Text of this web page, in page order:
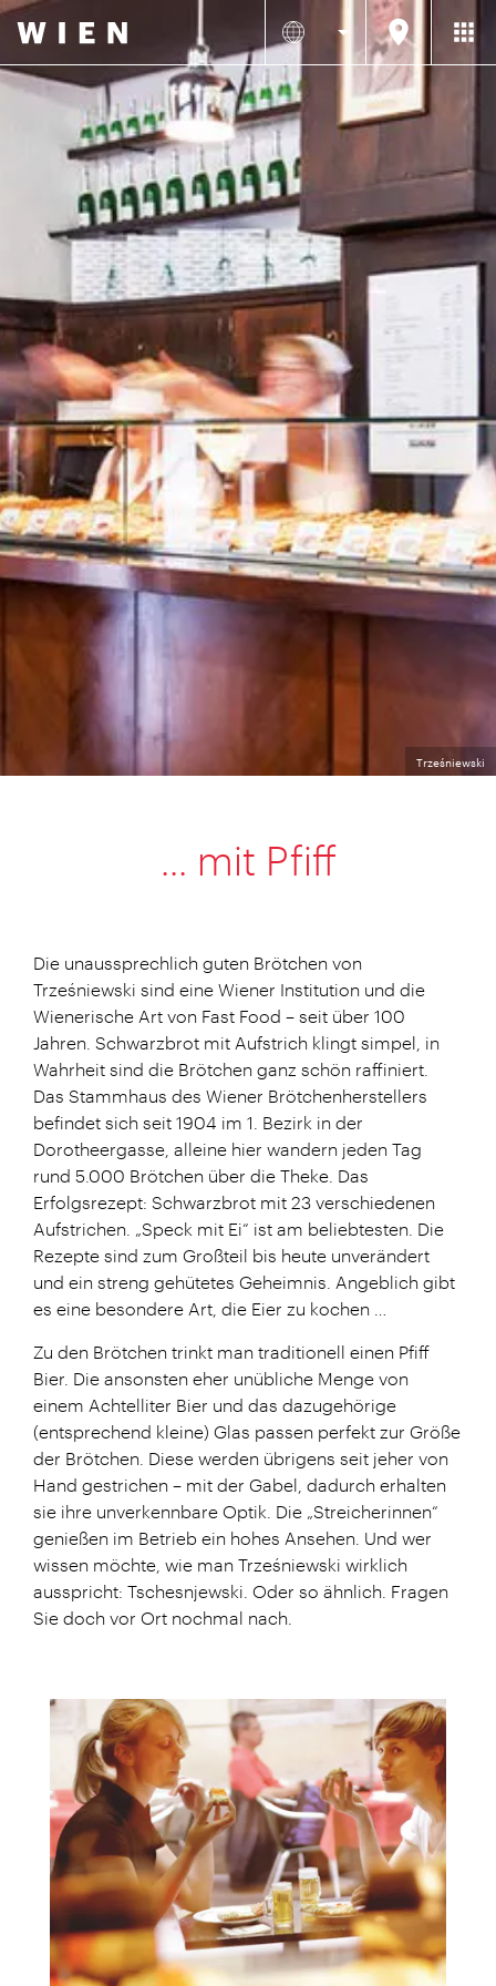
Trześniewski
... mit Pfiff
Die unaussprechlich guten Brötchen von
Trześniewski sind eine Wiener Institution und die
Wienerische Art von Fast Food – seit über 100
Jahren. Schwarzbrot mit Aufstrich klingt simpel, in
Wahrheit sind die Brötchen ganz schön raffiniert.
Das Stammhaus des Wiener Brötchenherstellers
befindet sich seit 1904 im 1. Bezirk in der
Dorotheergasse, alleine hier wandern jeden Tag
rund 5.000 Brötchen über die Theke. Das
Erfolgsrezept: Schwarzbrot mit 23 verschiedenen
Aufstrichen. „Speck mit Ei“ ist am beliebtesten. Die
Rezepte sind zum Großteil bis heute unverändert
und ein streng gehütetes Geheimnis. Angeblich gibt
es eine besondere Art, die Eier zu kochen …
Zu den Brötchen trinkt man traditionell einen Pfiff
Bier. Die ansonsten eher unübliche Menge von
einem Achtelliter Bier und das dazugehörige
(entsprechend kleine) Glas passen perfekt zur Größe
der Brötchen. Diese werden übrigens seit jeher von
Hand gestrichen – mit der Gabel, dadurch erhalten
sie ihre unverkennbare Optik. Die „Streicherinnen“
genießen im Betrieb ein hohes Ansehen. Und wer
wissen möchte, wie man Trześniewski wirklich
ausspricht: Tschesnjewski. Oder so ähnlich. Fragen
Sie doch vor Ort nochmal nach.